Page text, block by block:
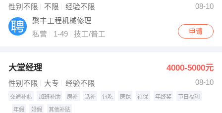
性别不限 不限 经验不限
08-10
聚丰工程机械修理
私营
1-49 技工/普工 申请
大堂经理 4000-5000元
性别不限 大专 经验不限 08-10
交通补贴 加班补助 房补 话补 包吃 医保 社保 年终奖 节日福利
年假 婚假 其他补贴